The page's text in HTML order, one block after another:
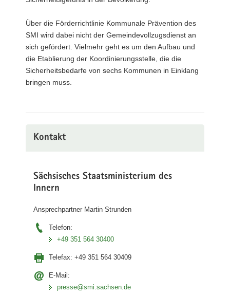
Über die Förderrichtlinie Kommunale Prävention des
SMI wird dabei nicht der Gemeindevollzugsdienst an
sich gefördert. Vielmehr geht es um den Aufbau und
die Etablierung der Koordinierungsstelle, die die
Sicherheitsbedarfe von sechs Kommunen in Einklang
bringen muss.
Kontakt
Sächsisches Staatsministerium des
Innern
Ansprechpartner Martin Strunden
Telefon:
+49 351 564 30400
Telefax: +49 351 564 30409
E-Mail:
presse@smi.sachsen.de